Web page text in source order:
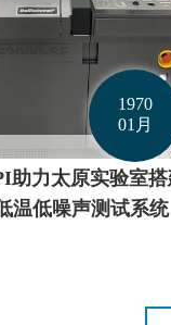
力武汉717研究所
漏电电学测试系统
1970
01月